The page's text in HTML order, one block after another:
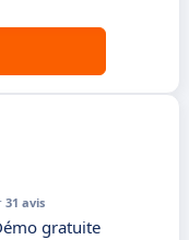
31 avis
gratuite